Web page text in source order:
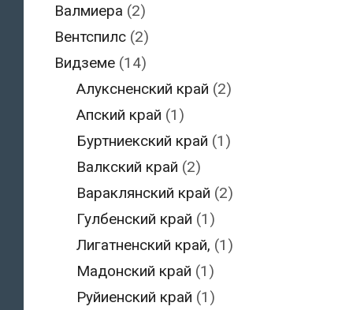
Валмиера (2)
Вентспилс(2)
Видземе(14)
Алуксненский край (2)
Апский край (1)
Буртниекский край (1)
Валкский край (2)
Вараклянский край (2)
Гулбенский край (1)
Лигатненский край, (1)
Мадонский край (1)
Руйиенский край (1)